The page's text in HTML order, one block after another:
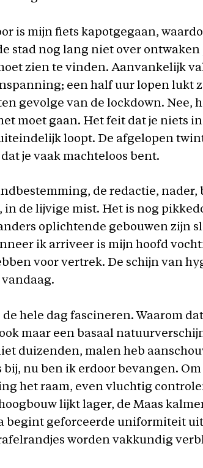
is mijn fiets kapotgegaan,
stad nog lang niet over
zien te vinden. Aanvankelijk
een half uur lopen lukt
gevolge van de lockdown. Nee,
moet gaan. Het feit dat je niets
loopt. De afgelopen
je vaak machteloos bent.
de redactie, nader,
in de lijvige mist. Het is nog
oplichtende gebouwen zijn
ik arriveer is mijn hoofd
voor vertrek. De schijn van
hele dag fascineren. Waarom
maar een basaal
duizenden, malen heb
bij, nu ben ik erdoor bevangen.
het raam, even vluchtig
lijkt lager, de Maas
begint geforceerde uniformiteit
worden vakkundig